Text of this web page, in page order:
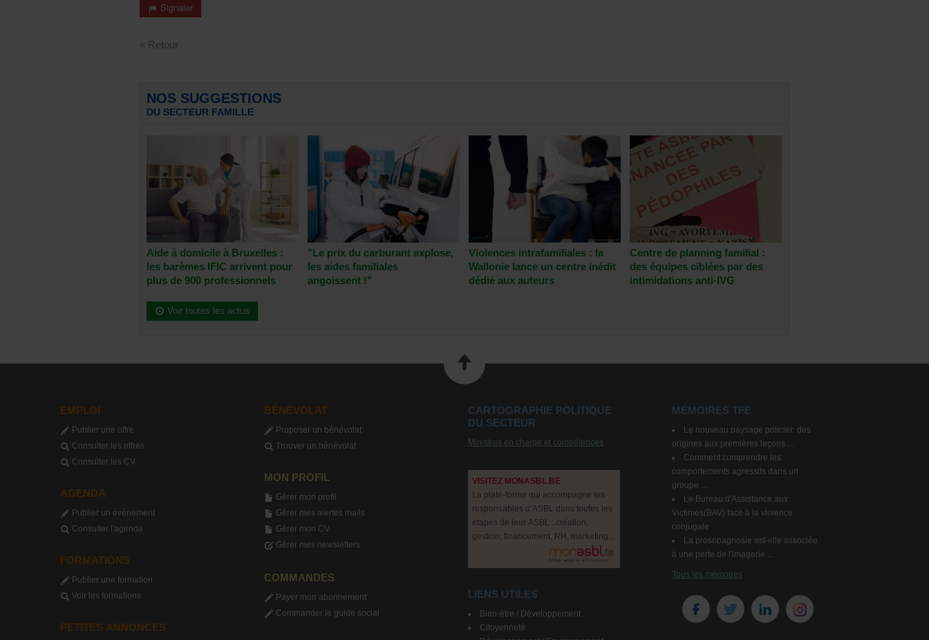
Signaler
« Retour
NOS SUGGESTIONS
DU SECTEUR FAMILLE
Aide à domicile à Bruxelles :
les barèmes IFIC arrivent pour
plus de 900 professionnels
"Le prix du carburant explose,
les aides familiales
angoissent !"
Violences intrafamiliales : la
Wallonie lance un centre inédit
dédié aux auteurs
Centre de planning familial :
des équipes ciblées par des
intimidations anti-IVG
Voir toutes les actus
EMPLOI
Publier une offre
Consulter les offres
Consulter les CV
AGENDA
Publier un événement
Consulter l'agenda
FORMATIONS
Publier une formation
Voir les formations
PETITES ANNONCES
BÉNÉVOLAT
Proposer un bénévolat
Trouver un bénévolat
MON PROFIL
Gérer mon profil
Gérer mes alertes mails
Gérer mon CV
Gérer mes newsletters
COMMANDES
Payer mon abonnement
Commander le guide social
CARTOGRAPHIE POLITIQUE
DU SECTEUR
Ministres en charge et compétences
VISITEZ MONASBL.BE
La plate-forme qui accompagne les
responsables d’ASBL dans toutes les
étapes de leur ASBL : création,
gestion, financement, RH, marketing...
LIENS UTILES
Bien-être / Développement
Citoyenneté
MÉMOIRES TFE
Le nouveau paysage policier: des
origines aux premières leçons ...
Comment comprendre les
comportements agressifs dans un
groupe ...
Le Bureau d'Assistance aux
Victimes(BAV) face à la violence
conjugale
La prosopagnosie est-elle associée
à une perte de l'imagerie ...
Tous les mémoires